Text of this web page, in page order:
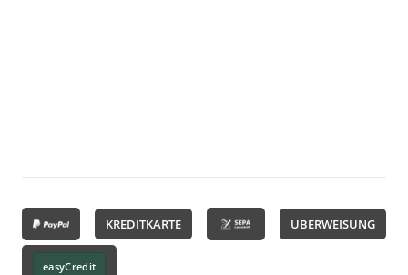
KREDITKARTE ÜBERWEISUNG
easyCredit